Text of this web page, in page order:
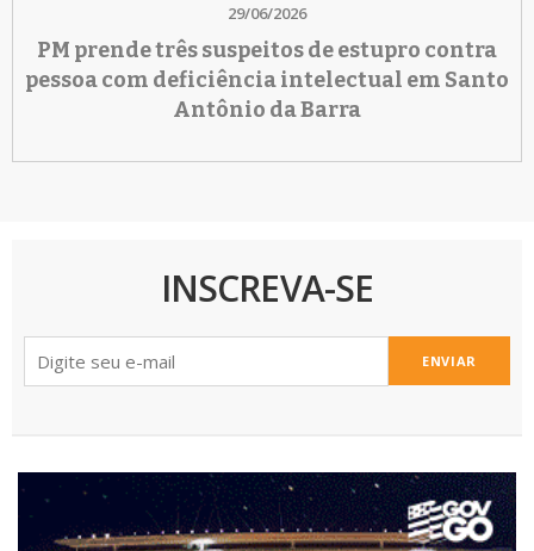
29/06/2026
PM prende três suspeitos de estupro contra
pessoa com deficiência intelectual em Santo
Antônio da Barra
INSCREVA-SE
ENVIAR